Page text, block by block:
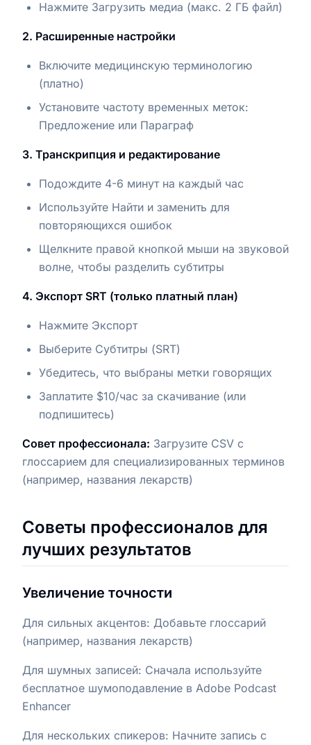
Нажмите Загрузить медиа (макс. 2 ГБ файл)
2. Расширенные настройки
Включите медицинскую терминологию
(платно)
Установите частоту временных меток:
Предложение или Параграф
3. Транскрипция и редактирование
Подождите 4-6 минут на каждый час
Используйте Найти и заменить для
повторяющихся ошибок
Щелкните правой кнопкой мыши на звуковой
волне, чтобы разделить субтитры
4. Экспорт SRT (только платный план)
Нажмите Экспорт
Выберите Субтитры (SRT)
Убедитесь, что выбраны метки говорящих
Заплатите $10/час за скачивание (или
подпишитесь)
Совет профессионала: Загрузите CSV с
глоссарием для специализированных терминов
(например, названия лекарств)
Советы профессионалов для
лучших результатов
Увеличение точности
Для сильных акцентов: Добавьте глоссарий
(например, названия лекарств)
Для шумных записей: Сначала используйте
бесплатное шумоподавление в Adobe Podcast
Enhancer
Для нескольких спикеров: Начните запись с